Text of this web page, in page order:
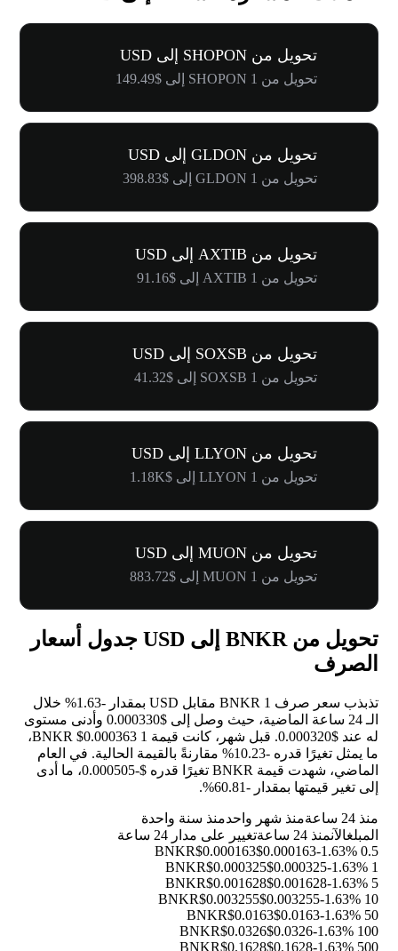
تحويل من SHOPON إلى USD
تحويل من 1 SHOPON إلى $149.49
تحويل من GLDON إلى USD
تحويل من 1 GLDON إلى $398.83
تحويل من AXTIB إلى USD
تحويل من 1 AXTIB إلى $91.16
تحويل من SOXSB إلى USD
تحويل من 1 SOXSB إلى $41.32
تحويل من LLYON إلى USD
تحويل من 1 LLYON إلى $1.18K
تحويل من MUON إلى USD
تحويل من 1 MUON إلى $883.72
تحويل من BNKR إلى USD جدول أسعار
الصرف
تذبذب سعر صرف 1 BNKR مقابل USD بمقدار -1.63%
خلال
الـ 24 ساعة الماضية، حيث وصل إلى $0.000330 وأدنى مستوى
له عند $0.000320. قبل شهر، كانت قيمة 1 BNKR $0.000363،
ما يمثل تغيرًا قدره -10.23%
مقارنةً بالقيمة الحالية. في العام
الماضي، شهدت قيمة BNKR تغيرًا قدره $-0.000505، ما أدى
إلى تغير قيمتها بمقدار -60.81%
.
منذ 24 ساعة منذ شهر واحدمنذ سنة واحدة
المبلغالآنمنذ 24 ساعة
تغيير على مدار 24 ساعة
0.5 BNKR
$0.000163$0.000163-1.63%
1 BNKR
$0.000325$0.000325-1.63%
5 BNKR
$0.001628$0.001628-1.63%
10 BNKR
$0.003255$0.003255-1.63%
50 BNKR
$0.0163$0.0163-1.63%
100 BNKR
$0.0326$0.0326-1.63%
500 BNKR
$0.1628$0.1628-1.63%